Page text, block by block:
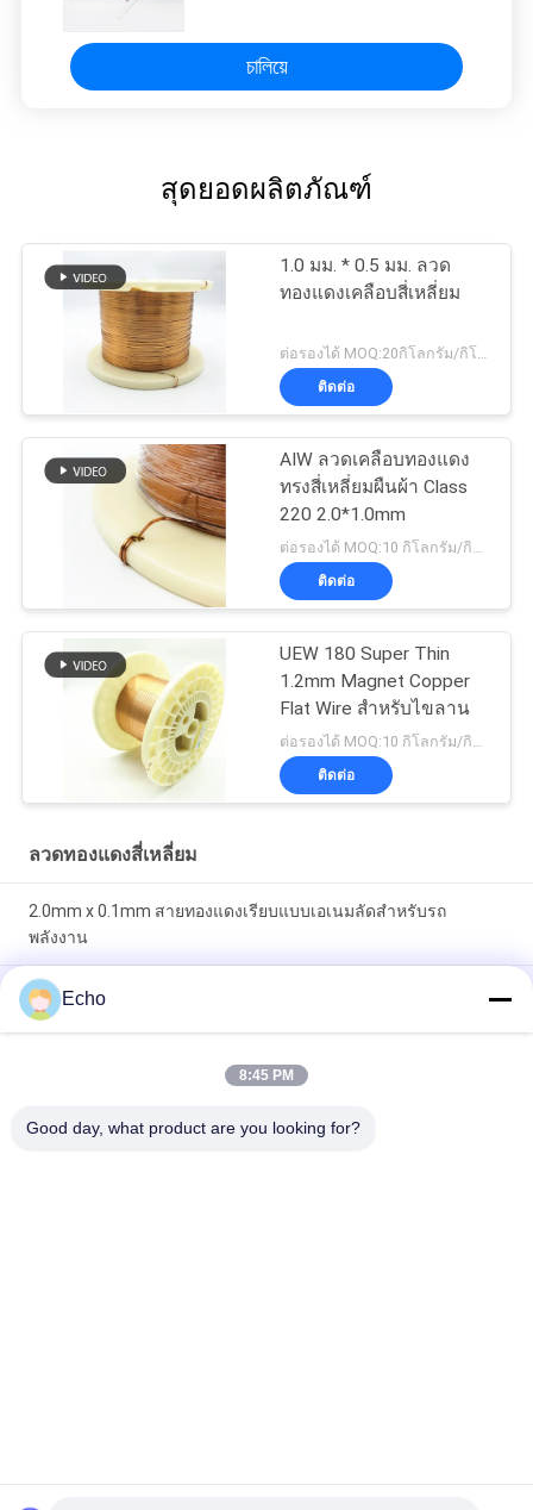
চালিয়ে
สุดยอดผลิตภัณฑ์
1.0 มม. * 0.5 มม. ลวด
ทองแดงเคลือบสี่เหลี่ยม
ต่อรองได้ MOQ:20กิโลกรัม/กิโลกรัม
ติดต่อ
AIW ลวดเคลือบทองแดง
ทรงสี่เหลี่ยมผืนผ้า Class
220 2.0*1.0mm
ติดต่อ
UEW 180 Super Thin
1.2mm Magnet Copper
Flat Wire สำหรับไขลาน
ติดต่อ
ลวดทองแดงสี่เหลี่ยม
2.0mm x 0.1mm สายทองแดงเรียบแบบเอเนมลัดสําหรับรถ
พลังงาน
Super 1.8mmx0.2mm UL AIW สายแบนทองแดงเคลือบด้วยเอ็มเอ
ลสําหรับมอเตอร์
UEWH ลวดทองแดงอาบน้ำยารูปสี่เหลี่ยมผืนผ้าขนาดบางพิเศษ 1.5
Echo
8:45 PM
Good day, what product are you looking for?